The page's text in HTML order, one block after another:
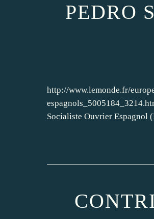
PEDRO
http://www.lemonde.fr/
Socialiste Ouvrier Espagnol